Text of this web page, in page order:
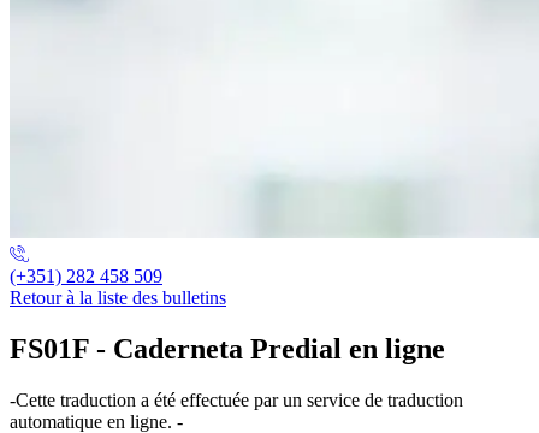
(+351) 282 458 509
Retour à la liste des bulletins
FS01F - Caderneta Predial en ligne
-Cette traduction a été effectuée par un service de traduction
automatique en ligne. -